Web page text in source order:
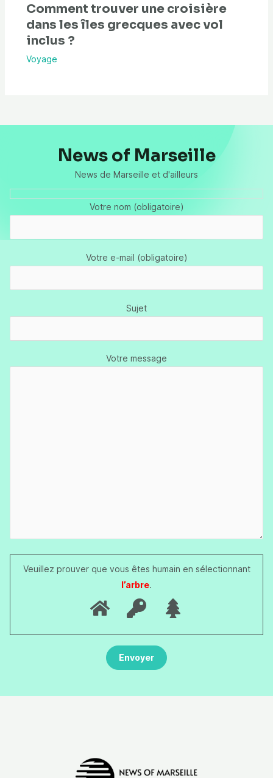
Comment trouver une croisière
dans les îles grecques avec vol
inclus ?
Voyage
News of Marseille
News de Marseille et d'ailleurs
Votre nom (obligatoire)
Votre e-mail (obligatoire)
Sujet
Votre message
Veuillez prouver que vous êtes humain en sélectionnant
l’arbre.